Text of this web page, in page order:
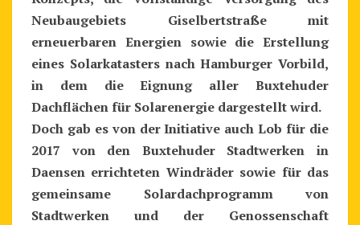
Neubaugebiets Giselbertstraße mit
erneuerbaren Energien sowie die Erstellung
eines Solarkatasters nach Hamburger Vorbild,
in dem die Eignung aller Buxtehuder
Dachflächen für Solarenergie dargestellt wird.
Doch gab es von der Initiative auch Lob für die
2017 von den Buxtehuder Stadtwerken in
Daensen errichteten Windräder sowie für das
gemeinsame Solardachprogramm von
Stadtwerken und der Genossenschaft